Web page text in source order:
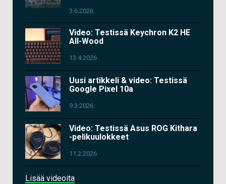
3.6.2026
Video: Testissä Keychron K2 HE
All-Wood
13.4.2026
Uusi artikkeli & video: Testissä
Google Pixel 10a
9.3.2026
Video: Testissä Asus ROG Kithara
-pelikuulokkeet
11.2.2026
Lisää videoita